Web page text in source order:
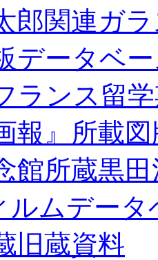
郎関連ガ
データベ
ランス留
報』所載
館所蔵黒
ルムデータ
旧蔵資料